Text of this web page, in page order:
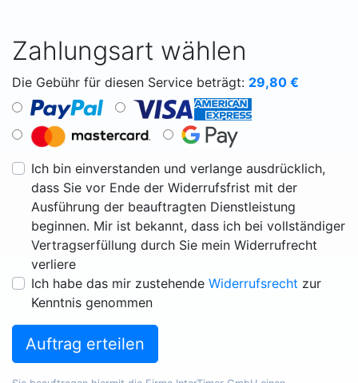
Zahlungsart wählen
Die Gebühr für diesen Service beträgt: 29,80 €
Ich bin einverstanden und verlange ausdrücklich,
dass Sie vor Ende der Widerrufsfrist mit der
Ausführung der beauftragten Dienstleistung
beginnen. Mir ist bekannt, dass ich bei vollständiger
Vertragserfüllung durch Sie mein Widerrufrecht
verliere
Ich habe das mir zustehende Widerrufsrecht zur
Kenntnis genommen
Auftrag erteilen